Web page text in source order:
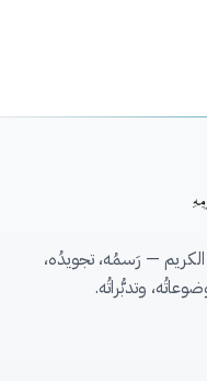
— رَسمُه، تجويدُه،
وتدبُّراتُه.